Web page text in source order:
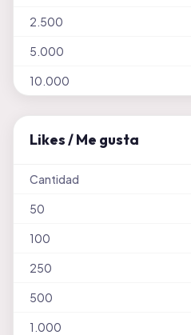
2.500
5.000
10.000
Likes / Me gusta
Cantidad
50
100
250
500
1.000